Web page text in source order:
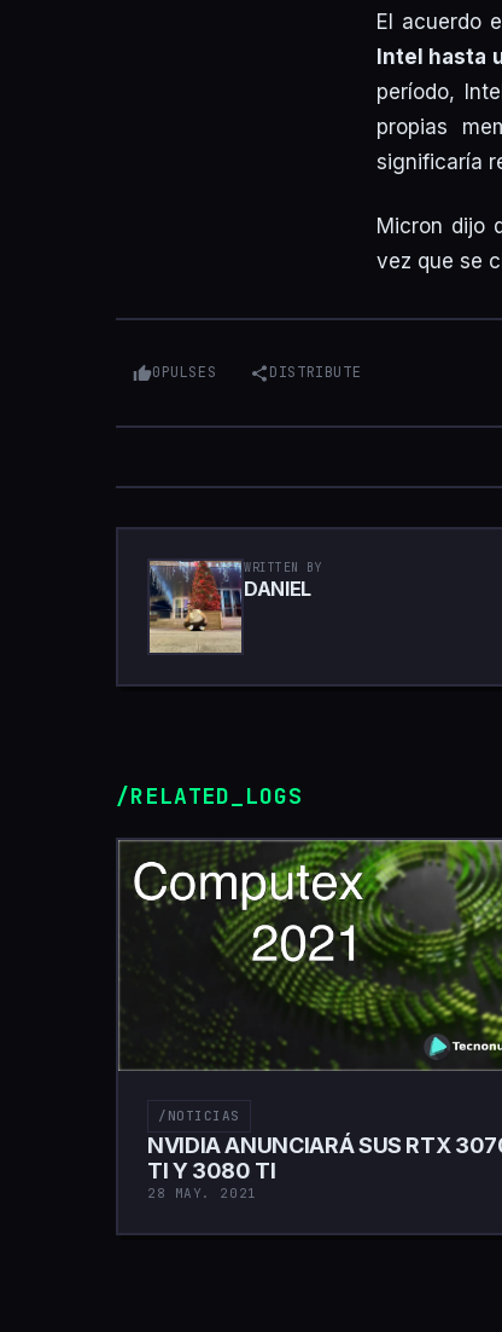
El acuerdo
Intel hasta
período,
propias
significaría
Micron dijo
vez que se
0PULSES DISTRIBUTE
WRITTEN BY
DANIEL
/RELATED_LOGS
/NOTICIAS
NVIDIA ANUNCIARÁ SUS RTX
TI Y 3080 TI
28 MAY. 2021